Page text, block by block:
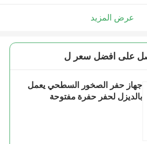
عرض المزيد
على افضل سعر ل
جهاز حفر الصخور السطحي يعمل
بالديزل لحفر حفرة مفتوحة